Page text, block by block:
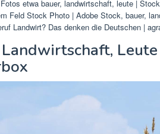
etwa bauer, landwirtschaft, leute |
Feld Stock Photo | Adobe Stock, bauer,
Landwirt? Das denken die Deutschen |
Landwirtschaft,